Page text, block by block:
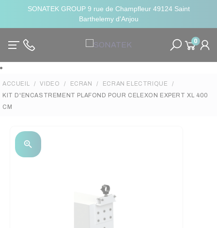
SONATEK GROUP 9 rue de Champfleur 49124 Saint
Barthelemy d'Anjou
0
ACCUEIL VIDEO ECRAN
ECRAN ELECTRIQUE
KIT D'ENCASTREMENT PLAFOND POUR CELEXON EXPERT XL 400
CM
zoom_in